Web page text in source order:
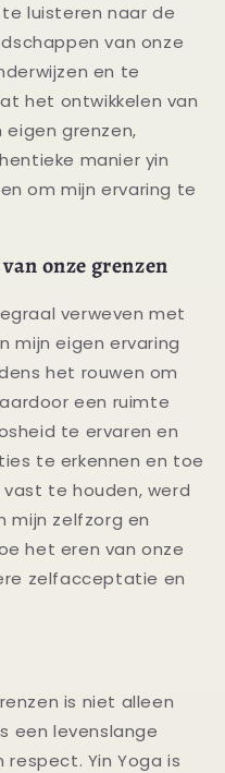
luisteren naar de
van onze
en te
het ontwikkelen van
grenzen,
manier yin
om mijn ervaring te
onze grenzen
verweven met
mijn eigen ervaring
het rouwen om
een ruimte
te ervaren en
te erkennen en toe
te houden, werd
mijn zelfzorg en
het eren van onze
zelfacceptatie en
is niet alleen
een levenslange
Yin Yoga is